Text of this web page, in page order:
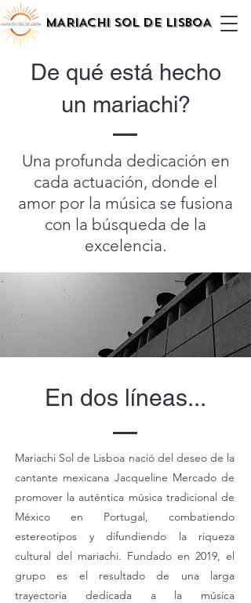
MARIACHI SOL DE LISBOA
De qué está hecho
un mariachi?
Una profunda dedicación en
cada actuación, donde el
amor por la música se fusiona
con la búsqueda de la
excelencia.
En dos líneas...
Mariachi Sol de Lisboa nació del deseo de la
cantante mexicana Jacqueline Mercado de
promover la auténtica música tradicional de
México en Portugal, combatiendo
estereotipos y difundiendo la riqueza
cultural del mariachi. Fundado en 2019, el
grupo es el resultado de una larga
trayectoria dedicada a la música